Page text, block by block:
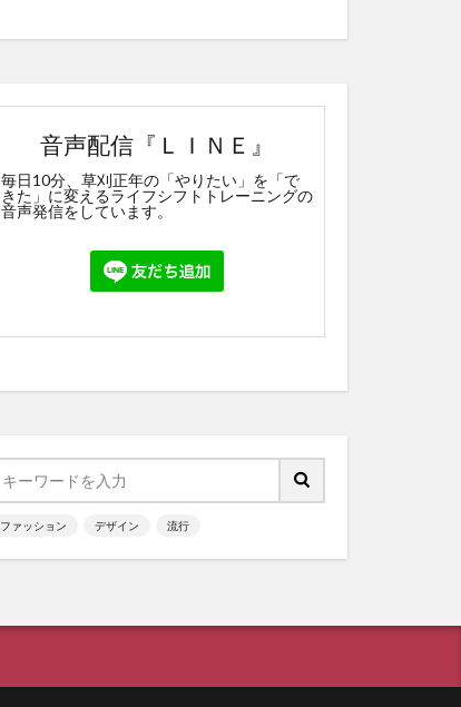
音声配信『ＬＩＮＥ』
毎日10分、草刈正年の「やりたい」を「で
きた」に変えるライフシフトトレーニングの
音声発信をしています。
ファッション デザイン 流行